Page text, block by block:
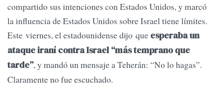
compartido sus intenciones con Estados Unidos, y marcó
la influencia de Estados Unidos sobre Israel tiene límites.
Este viernes, el estadounidense dijo que esperaba un
ataque iraní contra Israel “más temprano que
tarde”, y mandó un mensaje a Teherán: “No lo hagas”.
Claramente no fue escuchado.